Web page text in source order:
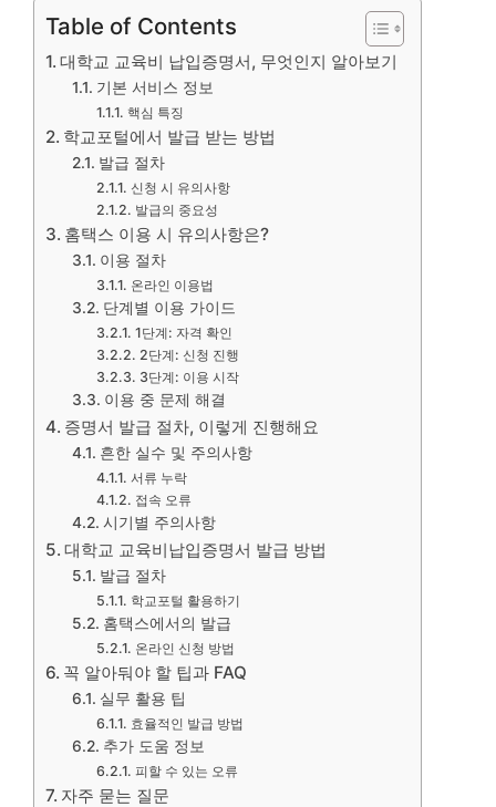
Table of Contents
대학교 교육비 납입증명서, 무엇인지 알아보기
기본 서비스 정보
핵심 특징
학교포털에서 발급 받는 방법
발급 절차
신청 시 유의사항
발급의 중요성
홈택스 이용 시 유의사항은?
이용 절차
온라인 이용법
단계별 이용 가이드
1단계: 자격 확인
2단계: 신청 진행
3단계: 이용 시작
이용 중 문제 해결
증명서 발급 절차, 이렇게 진행해요
흔한 실수 및 주의사항
서류 누락
접속 오류
시기별 주의사항
대학교 교육비납입증명서 발급 방법
발급 절차
학교포털 활용하기
홈택스에서의 발급
온라인 신청 방법
꼭 알아둬야 할 팁과 FAQ
실무 활용 팁
효율적인 발급 방법
추가 도움 정보
피할 수 있는 오류
자주 묻는 질문